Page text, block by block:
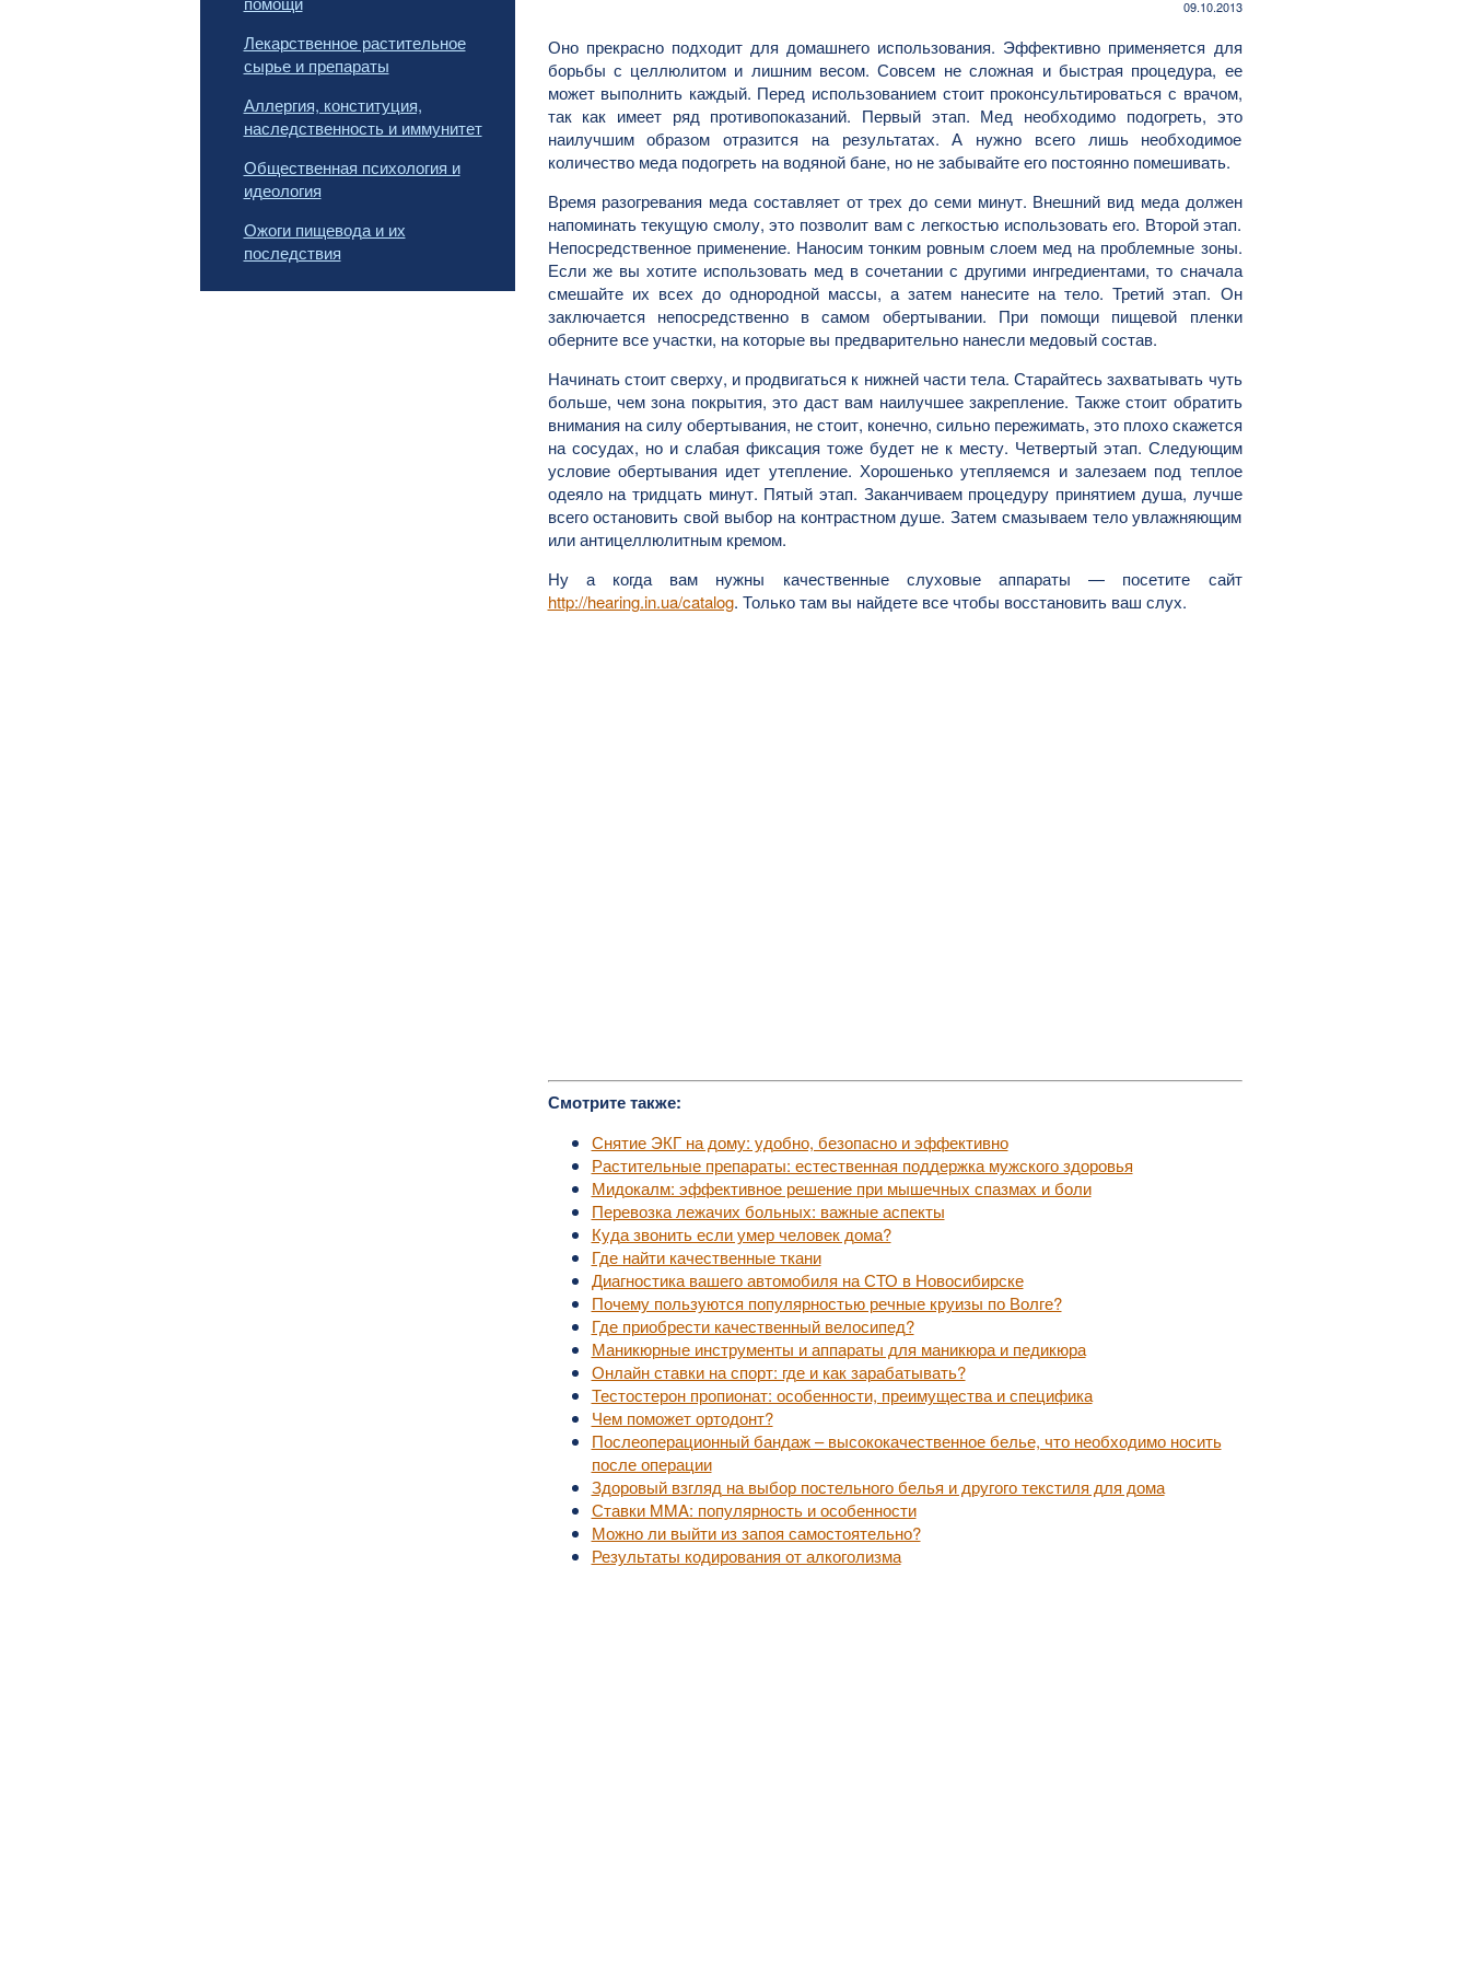
Лекарственное растительное
сырье и препараты
Аллергия, конституция,
наследственность и иммунитет
Общественная психология и
идеология
Ожоги пищевода и их
последствия
09.10.2013
Оно прекрасно подходит для домашнего использования. Эффективно применяется для
борьбы с целлюлитом и лишним весом. Совсем не сложная и быстрая процедура, ее
может выполнить каждый. Перед использованием стоит проконсультироваться с врачом,
так как имеет ряд противопоказаний. Первый этап. Мед необходимо подогреть, это
наилучшим образом отразится на результатах. А нужно всего лишь необходимое
количество меда подогреть на водяной бане, но не забывайте его постоянно помешивать.
Время разогревания меда составляет от трех до семи минут. Внешний вид меда должен
напоминать текущую смолу, это позволит вам с легкостью использовать его. Второй этап.
Непосредственное применение. Наносим тонким ровным слоем мед на проблемные зоны.
Если же вы хотите использовать мед в сочетании с другими ингредиентами, то сначала
смешайте их всех до однородной массы, а затем нанесите на тело. Третий этап. Он
заключается непосредственно в самом обертывании. При помощи пищевой пленки
оберните все участки, на которые вы предварительно нанесли медовый состав.
Начинать стоит сверху, и продвигаться к нижней части тела. Старайтесь захватывать чуть
больше, чем зона покрытия, это даст вам наилучшее закрепление. Также стоит обратить
внимания на силу обертывания, не стоит, конечно, сильно пережимать, это плохо скажется
на сосудах, но и слабая фиксация тоже будет не к месту. Четвертый этап. Следующим
условие обертывания идет утепление. Хорошенько утепляемся и залезаем под теплое
одеяло на тридцать минут. Пятый этап. Заканчиваем процедуру принятием душа, лучше
всего остановить свой выбор на контрастном душе. Затем смазываем тело увлажняющим
или антицеллюлитным кремом.
Ну а когда вам нужны качественные слуховые аппараты — посетите сайт
http://hearing.in.ua/catalog. Только там вы найдете все чтобы восстановить ваш слух.
Смотрите также:
Снятие ЭКГ на дому: удобно, безопасно и эффективно
Растительные препараты: естественная поддержка мужского здоровья
Мидокалм: эффективное решение при мышечных спазмах и боли
Перевозка лежачих больных: важные аспекты
Куда звонить если умер человек дома?
Где найти качественные ткани
Диагностика вашего автомобиля на СТО в Новосибирске
Почему пользуются популярностью речные круизы по Волге?
Где приобрести качественный велосипед?
Маникюрные инструменты и аппараты для маникюра и педикюра
Онлайн ставки на спорт: где и как зарабатывать?
Тестостерон пропионат: особенности, преимущества и специфика
Чем поможет ортодонт?
Послеоперационный бандаж – высококачественное белье, что необходимо носить
после операции
Здоровый взгляд на выбор постельного белья и другого текстиля для дома
Ставки MMA: популярность и особенности
Можно ли выйти из запоя самостоятельно?
Результаты кодирования от алкоголизма